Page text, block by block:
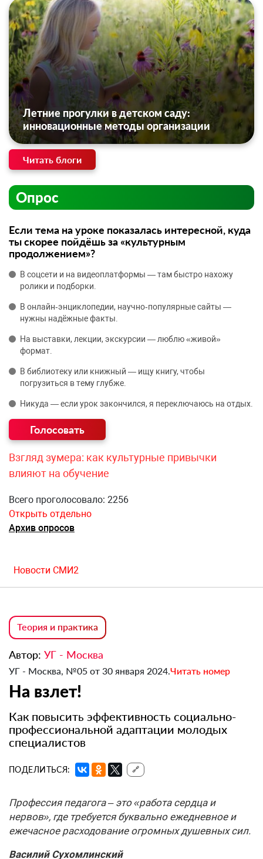
Летние прогулки в детском саду:
инновационные методы организации
Читать блоги
Опрос
Если тема на уроке показалась интересной, куда
ты скорее пойдёшь за «культурным
продолжением»?
В соцсети и на видеоплатформы — там быстро нахожу
ролики и подборки.
В онлайн‑энциклопедии, научно‑популярные сайты —
нужны надёжные факты.
На выставки, лекции, экскурсии — люблю «живой»
формат.
В библиотеку или книжный — ищу книгу, чтобы
погрузиться в тему глубже.
Никуда — если урок закончился, я переключаюсь на отдых.
Взгляд зумера: как культурные привычки
влияют на обучение
Всего проголосовало: 2256
Открыть отдельно
Архив опросов
Новости СМИ2
Теория и практика
Автор: УГ - Москва
УГ - Москва, №05 от 30 января 2024.Читать номер
На взлет!
Как повысить эффективность социально-
профессиональной адаптации молодых
специалистов
ПОДЕЛИТЬСЯ: 🔗
Профессия педагога – это «работа сердца и
нервов», где требуется буквально ежедневное и
ежечасное расходование огромных душевных сил.
Василий Сухомлинский